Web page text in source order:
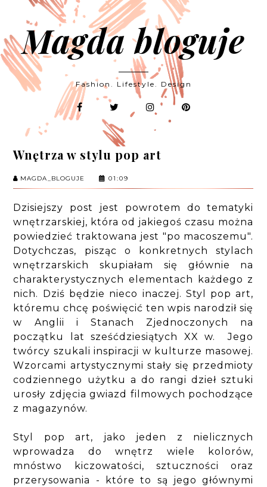
Magda bloguje
Fashion. Lifestyle. Design
Wnętrza w stylu pop art
MAGDA_BLOGUJE 01:09
Dzisiejszy post jest powrotem do tematyki
wnętrzarskiej, która od jakiegoś czasu można
powiedzieć traktowana jest "po macoszemu".
Dotychczas, pisząc o konkretnych stylach
wnętrzarskich skupiałam się głównie na
charakterystycznych elementach każdego z
nich. Dziś będzie nieco inaczej. Styl pop art,
któremu chcę poświęcić ten wpis narodził się
w Anglii i Stanach Zjednoczonych na
początku lat sześćdziesiątych XX w. Jego
twórcy szukali inspiracji w kulturze masowej.
Wzorcami artystycznymi stały się przedmioty
codziennego użytku a do rangi dzieł sztuki
urosły zdjęcia gwiazd filmowych pochodzące
z magazynów.
Styl pop art, jako jeden z nielicznych
wprowadza do wnętrz wiele kolorów,
mnóstwo kiczowatości, sztuczności oraz
przerysowania - które to są jego głównymi